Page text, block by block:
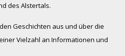
des Alstertals.
Geschichten aus und über die
Vielzahl an Informationen und